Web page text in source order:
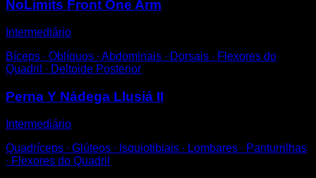
NoLimits Front One Arm
Intermediário
Bíceps ∙ Oblíquos ∙ Abdominais ∙ Dorsais ∙ Flexores do
Quadril ∙ Deltoide Posterior
Perna Y Nádega Llusiá II
Intermediário
Quadríceps ∙ Glúteos ∙ Isquiotibiais ∙ Lombares ∙ Panturrilhas
∙ Flexores do Quadril